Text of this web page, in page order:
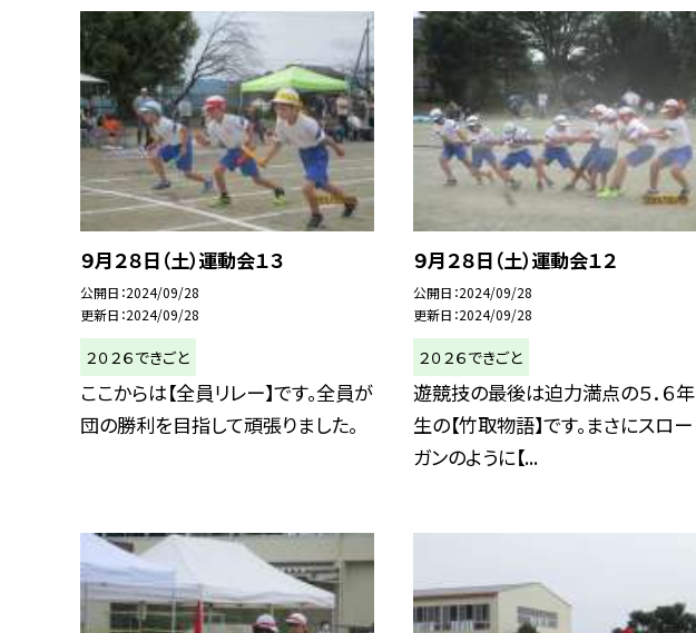
９月２８日（土）運動会１３
公開日 2024/09/28
更新日 2024/09/28
２０２６できごと
ここからは【全員リレー】です。全員が
団の勝利を目指して頑張りました。
９月２８日（土）運動会１２
公開日 2024/09/28
更新日 2024/09/28
２０２６できごと
遊競技の最後は迫力満点の５．６年
生の【竹取物語】です。まさにスロー
ガンのように【...